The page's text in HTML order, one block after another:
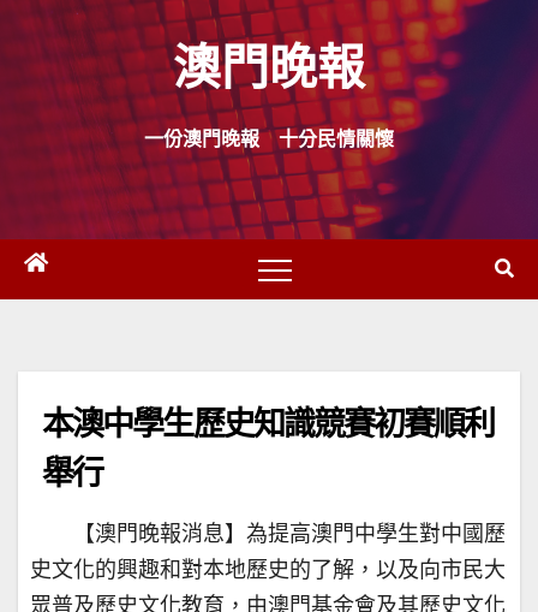
Skip
content
澳門晚報
一份澳門晚報 十分民情關懷
本澳中學生歷史知識競賽初賽順利
舉行
【澳門晚報消息】為提高澳門中學生對中國歷
史文化的興趣和對本地歷史的了解，以及向市民大
眾普及歷史文化教育，由澳門基金會及其歷史文化